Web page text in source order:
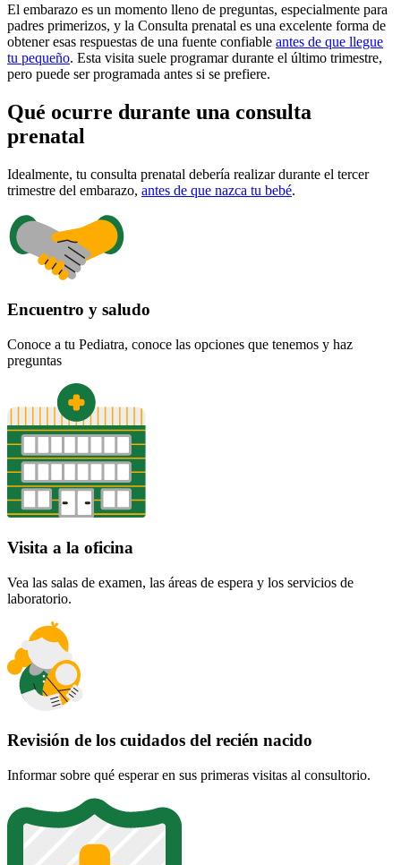
El embarazo es un momento lleno de preguntas, especialmente para
padres primerizos, y la Consulta prenatal es una excelente forma de
obtener esas respuestas de una fuente confiable antes de que llegue
tu pequeño. Esta visita suele programar durante el último trimestre,
pero puede ser programada antes si se prefiere.
Qué ocurre durante una consulta
prenatal
Idealmente, tu consulta prenatal debería realizar durante el tercer
trimestre del embarazo, antes de que nazca tu bebé.
Encuentro y saludo
Conoce a tu Pediatra, conoce las opciones que tenemos y haz
preguntas
Visita a la oficina
Vea las salas de examen, las áreas de espera y los servicios de
laboratorio.
Revisión de los cuidados del recién nacido
Informar sobre qué esperar en sus primeras visitas al consultorio.